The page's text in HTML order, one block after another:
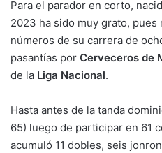
Para el parador en corto,
2023 ha sido muy grato,
números de su carrera de
pasantías por Cerveceros de
de la Liga Nacional.
Hasta antes de la tanda
65) luego de participar en 61
acumuló 11 dobles, seis